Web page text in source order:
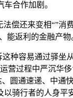
合作加剧。
还来变相“”消
返利的金融产物
容易通过驿坐
过程中严沉华
圆通速递、中通
骑行者的人身